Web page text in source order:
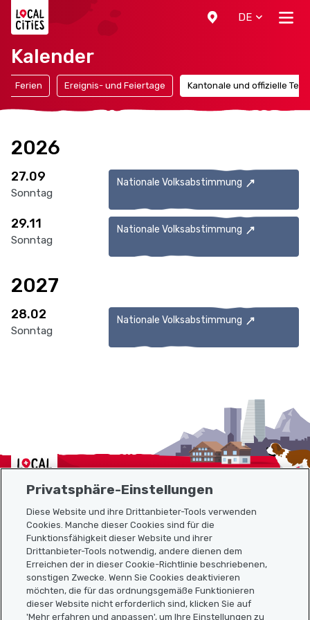
DE
Kalender
Ferien Ereignis- und Feiertage Kantonale und offizielle
2026
27.09
Sonntag
Nationale Volksabstimmung
29.11
Sonntag
Nationale Volksabstimmung
2027
28.02
Sonntag
Nationale Volksabstimmung
Localcities
Sitemap
Nützliche Links
Privatsphäre-Einstellungen
Diese Website und ihre Drittanbieter-Tools verwenden
Cookies. Manche dieser Cookies sind für die
Funktionsfähigkeit dieser Website und ihrer
Drittanbieter-Tools notwendig, andere dienen dem
Erreichen der in dieser Cookie-Richtlinie beschriebenen,
sonstigen Zwecke. Wenn Sie Cookies deaktivieren
möchten, die für das ordnungsgemäße Funktionieren
dieser Website nicht erforderlich sind, klicken Sie auf
'Mehr erfahren und anpassen', um Ihre Einstellungen zu